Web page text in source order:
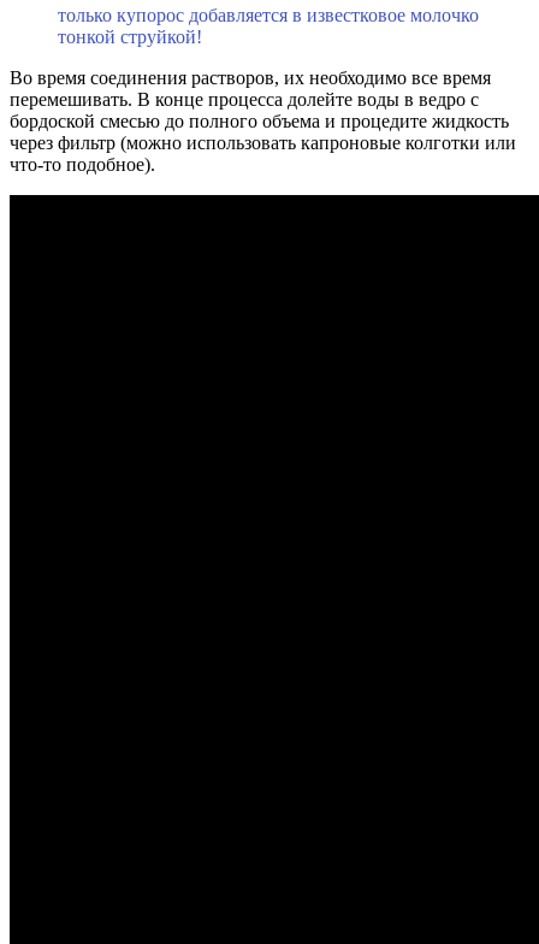
только купорос добавляется в известковое молочко
тонкой струйкой!
Во время соединения растворов, их необходимо все время
перемешивать. В конце процесса долейте воды в ведро с
бордоской смесью до полного объема и процедите жидкость
через фильтр (можно использовать капроновые колготки или
что-то подобное).